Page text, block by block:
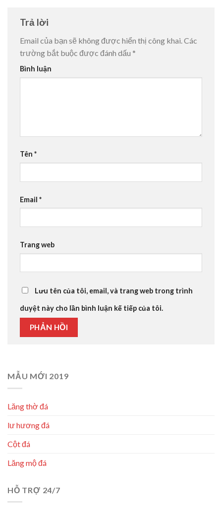
Trả lời
Email của bạn sẽ không được hiển thị công khai.Các
trường bắt buộc được đánh dấu *
Bình luận
Tên *
Email *
Trang web
Lưu tên của tôi, email, và trang web trong trình
duyệt này cho lần bình luận kế tiếp của tôi.
MẪU MỚI 2019
Lăng thờ đá
lư hương đá
Cột đá
Lăng mộ đá
HỖ TRỢ 24/7